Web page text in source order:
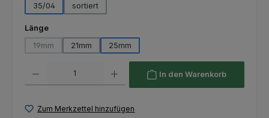
35/04
sortiert
Längeauswählen
19mm
(Diese Option ist zurzeit nicht verfügbar.)
21mm 25mm
In den Warenkorb
Zum Merkzettel hinzufügen